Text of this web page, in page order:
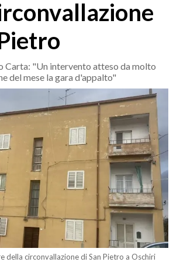
Carta: "Un intervento atteso da molto
del mese la gara d'appalto"
della circonvallazione di San Pietro a Oschiri